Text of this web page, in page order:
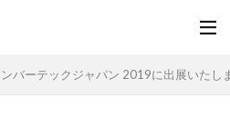
ンバーテックジャパン 2019に出展いたし